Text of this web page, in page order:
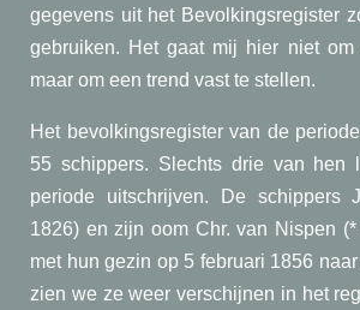
gegevens uit het Bevolkingsregister
gebruiken. Het gaat mij hier niet
maar om een trend vast te stellen.
Het bevolkingsregister van de
55 schippers. Slechts drie van hen
periode uitschrijven. De schippers
1826) en zijn oom Chr. van Nispen
met hun gezin op 5 februari 1856
zien we ze weer verschijnen in het